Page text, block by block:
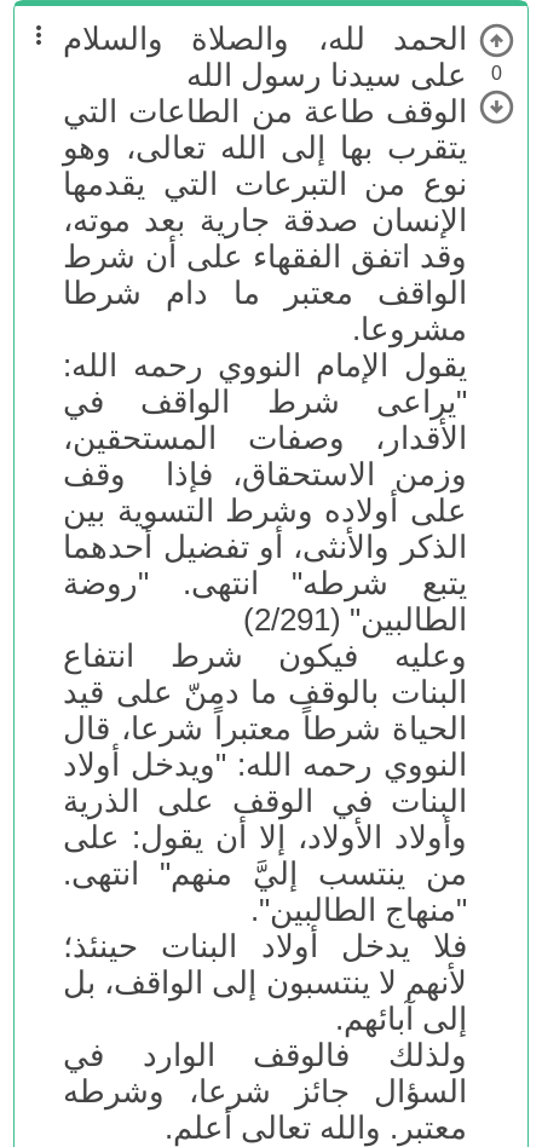
0
الحمد لله، والصلاة والسلام
على سيدنا رسول الله
الوقف طاعة من الطاعات التي
يتقرب بها إلى الله تعالى، وهو
نوع من التبرعات التي يقدمها
الإنسان صدقة جارية بعد موته،
وقد اتفق الفقهاء على أن شرط
الواقف معتبر ما دام شرطا
مشروعا.
يقول الإمام النووي رحمه الله:
"يراعى شرط الواقف في
الأقدار، وصفات المستحقين،
وزمن الاستحقاق، فإذا وقف
على أولاده وشرط التسوية بين
الذكر والأنثى، أو تفضيل أحدهما
يتبع شرطه" انتهى. "روضة
الطالبين" (2/291)
وعليه فيكون شرط انتفاع
البنات بالوقف ما دمنّ على قيد
الحياة شرطاً معتبراً شرعا، قال
النووي رحمه الله: "ويدخل أولاد
البنات في الوقف على الذرية
وأولاد الأولاد، إلا أن يقول: على
من ينتسب إليَّ منهم" انتهى.
"منهاج الطالبين".
فلا يدخل أولاد البنات حينئذ؛
لأنهم لا ينتسبون إلى الواقف، بل
إلى آبائهم.
ولذلك فالوقف الوارد في
السؤال جائز شرعا، وشرطه
معتبر. والله تعالى أعلم.